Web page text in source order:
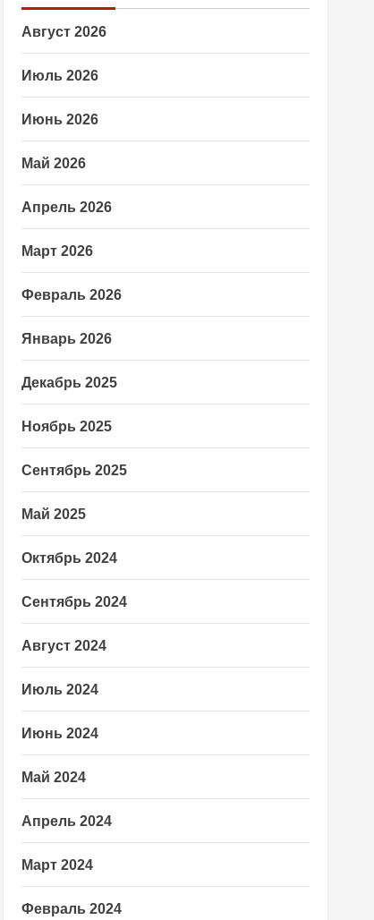
Август 2026
Июль 2026
Июнь 2026
Май 2026
Апрель 2026
Март 2026
Февраль 2026
Январь 2026
Декабрь 2025
Ноябрь 2025
Сентябрь 2025
Май 2025
Октябрь 2024
Сентябрь 2024
Август 2024
Июль 2024
Июнь 2024
Май 2024
Апрель 2024
Март 2024
Февраль 2024